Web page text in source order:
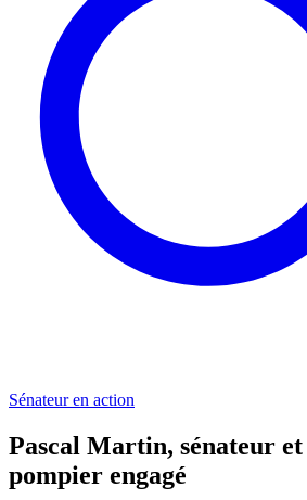
Sénateur en action
Pascal Martin, sénateur et
pompier engagé